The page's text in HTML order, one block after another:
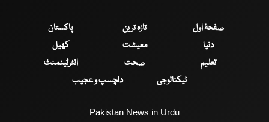
صفحۂ اول تازہ ترین
پاکستان
دنیا
معیشت
کھیل
تعلیم
صحت
انٹرٹینمنٹ
ٹیکنالوجی
دلچسپ و عجیب
Pakistan News in Urdu